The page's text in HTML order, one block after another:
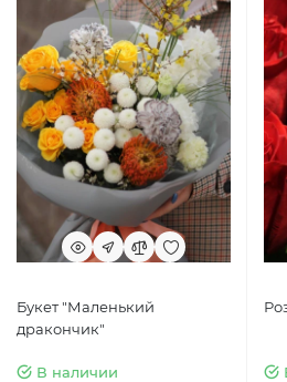
Букет "Маленький
дракончик"
В наличии